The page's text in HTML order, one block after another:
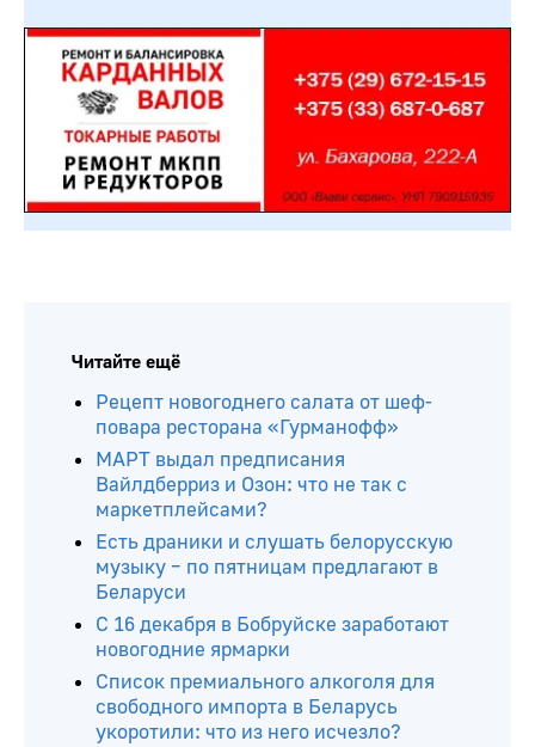
Читайте ещё
Рецепт новогоднего салата от шеф-
повара ресторана «Гурманофф»
МАРТ выдал предписания
Вайлдберриз и Озон: что не так с
маркетплейсами?
Есть драники и слушать белорусскую
музыку – по пятницам предлагают в
Беларуси
С 16 декабря в Бобруйске заработают
новогодние ярмарки
Список премиального алкоголя для
свободного импорта в Беларусь
укоротили: что из него исчезло?